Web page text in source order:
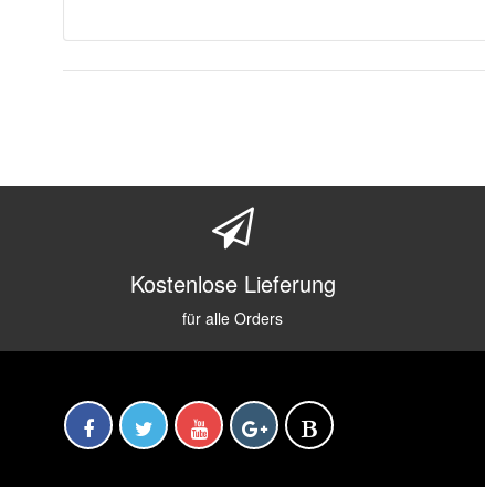
Kostenlose Lieferung
für alle Orders